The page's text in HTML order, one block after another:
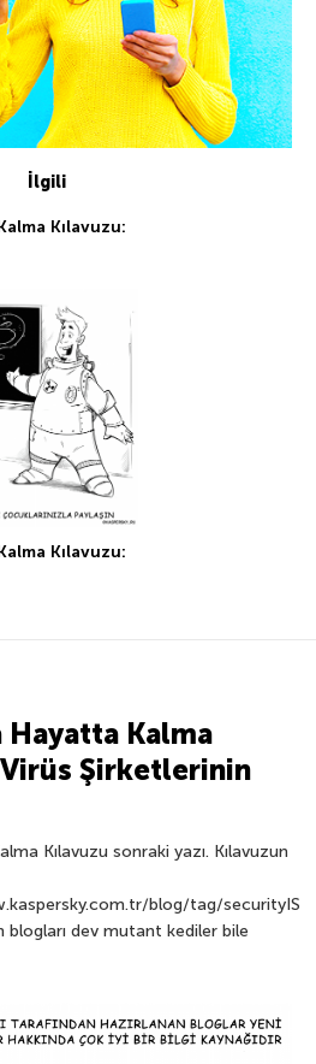
İlgili
Kılavuzu:
Kılavuzu:
Hayatta Kalma
Şirketlerinin
Kılavuzu sonraki yazı. Kılavuzun
blog/tag/securityIS
dev mutant kediler bile